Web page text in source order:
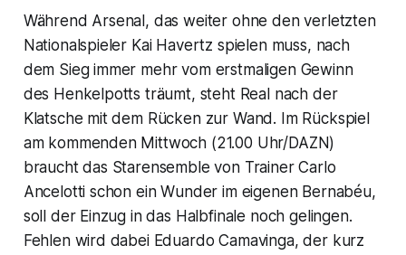
Während Arsenal, das weiter ohne den verletzten
Nationalspieler Kai Havertz spielen muss, nach
dem Sieg immer mehr vom erstmaligen Gewinn
des Henkelpotts träumt, steht Real nach der
Klatsche mit dem Rücken zur Wand. Im Rückspiel
am kommenden Mittwoch (21.00 Uhr/DAZN)
braucht das Starensemble von Trainer Carlo
Ancelotti schon ein Wunder im eigenen Bernabéu,
soll der Einzug in das Halbfinale noch gelingen.
Fehlen wird dabei Eduardo Camavinga, der kurz